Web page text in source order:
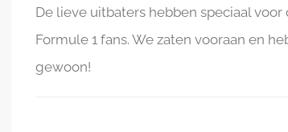
De lieve uitbaters hebben speciaal
Formule 1 fans. We zaten vooraan en
gewoon!